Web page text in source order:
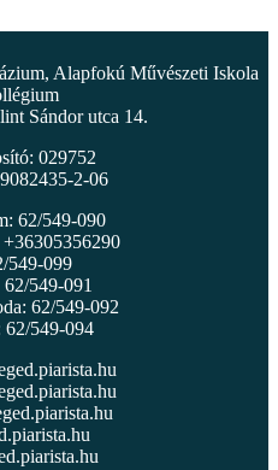
Alapfokú Művészeti Iskola
Sándor utca 14.
029752
2-06
62/549-090
549-099
549-091
62/549-092
549-094